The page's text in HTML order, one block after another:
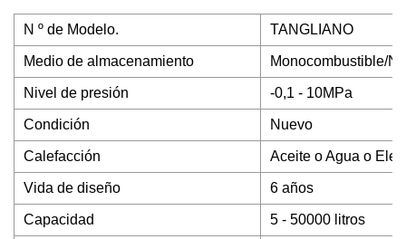
N º de Modelo. TANGLIANO
Medio de almacenamiento Monocombustible/
Nivel de presión -0,1 - 10MPa
Condición Nuevo
Calefacción Aceite o Agua o
Vida de diseño 6 años
Capacidad 5 - 50000 litros